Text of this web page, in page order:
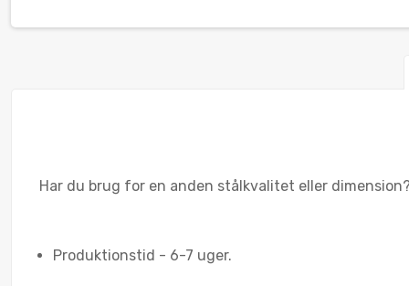
Har du brug for en anden stålkvalitet eller
Produktionstid - 6-7 uger.